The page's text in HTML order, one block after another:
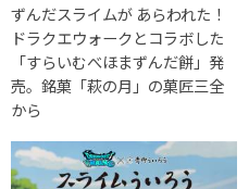
ずんだスライムが あらわれた！
ドラクエウォークとコラボした
「すらいむべほまずんだ餅」発
売。銘菓「萩の月」の菓匠三全
から